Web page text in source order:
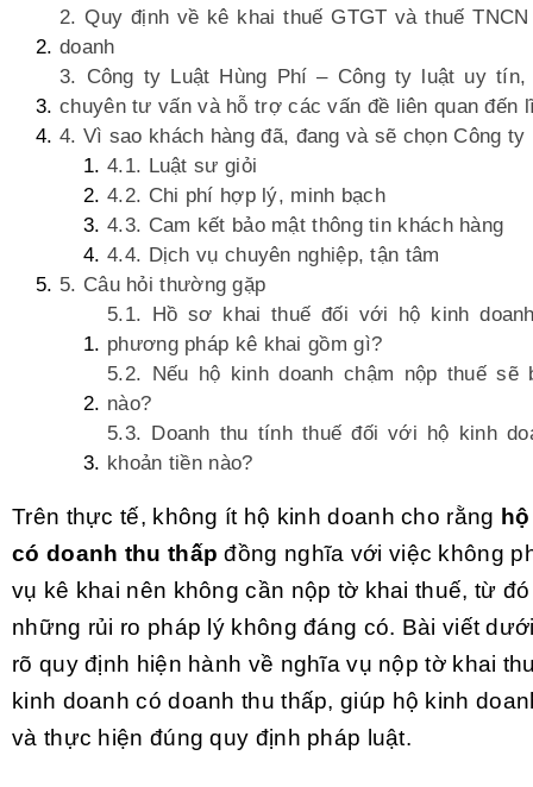
2. Quy định về kê khai thuế GTGT và thuế
doanh
3. Công ty Luật Hùng Phí – Công ty luật uy tín,
chuyên tư vấn và hỗ trợ các vấn đề liên quan đến
4. Vì sao khách hàng đã, đang và sẽ chọn Công ty
4.1. Luật sư giỏi
4.2. Chi phí hợp lý, minh bạch
4.3. Cam kết bảo mật thông tin khách hàng
4.4. Dịch vụ chuyên nghiệp, tận tâm
5. Câu hỏi thường gặp
5.1. Hồ sơ khai thuế đối với hộ kinh
phương pháp kê khai gồm gì?
5.2. Nếu hộ kinh doanh chậm nộp thuế sẽ
nào?
5.3. Doanh thu tính thuế đối với hộ kinh
khoản tiền nào?
Trên thực tế, không ít hộ kinh doanh cho rằng
có doanh thu thấpđồng nghĩa với việc không
vụ kê khai nên không cần nộp tờ khai thuế, từ
những rủi ro pháp lý không đáng có. Bài viết
rõ quy định hiện hành về nghĩa vụ nộp tờ khai
kinh doanh có doanh thu thấp, giúp hộ kinh
và thực hiện đúng quy định pháp luật.